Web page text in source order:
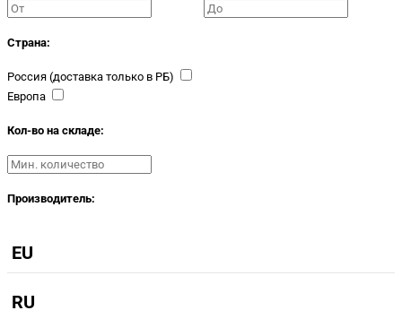
Страна:
Россия (доставка только в РБ)
Европа
Кол-во на складе:
Производитель:
EU
RU